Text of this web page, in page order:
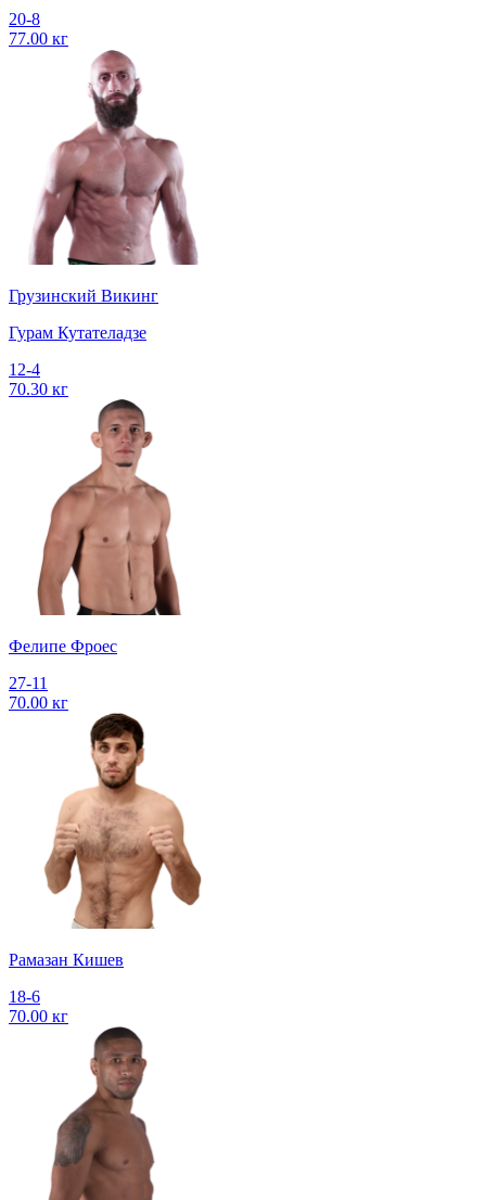
20-8
77.00 кг
Грузинский Викинг
Гурам Кутателадзе
12-4
70.30 кг
Фелипе Фроес
27-11
70.00 кг
Рамазан Кишев
18-6
70.00 кг